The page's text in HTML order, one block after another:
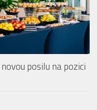
posilu na pozici